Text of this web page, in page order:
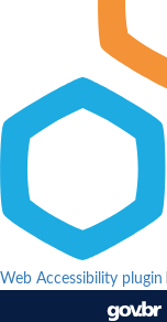
Web Accessibility plugin